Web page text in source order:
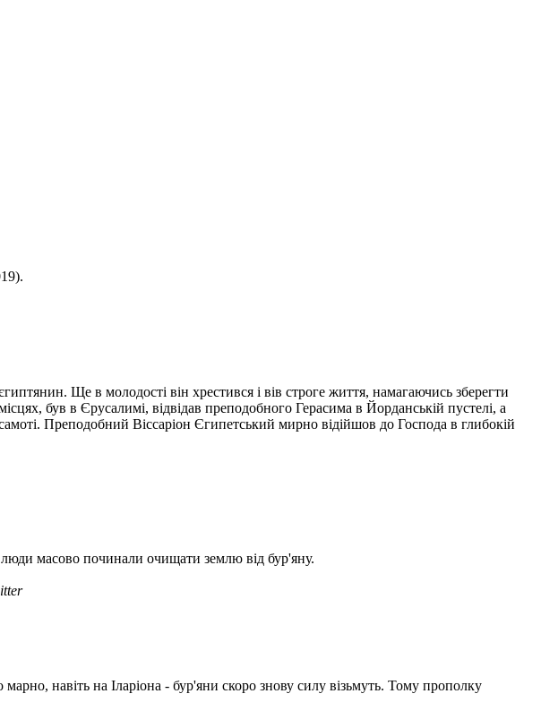
Ще в молодості він хрестився і вів строге життя, намагаючись зберегти
був в Єрусалимі, відвідав преподобного Герасима в Йорданській пустелі, а
Преподобний Віссаріон Єгипетський мирно відійшов до Господа в глибокій
масово починали очищати землю від бур'яну.
навіть на Іларіона - бур'яни скоро знову силу візьмуть. Тому прополку